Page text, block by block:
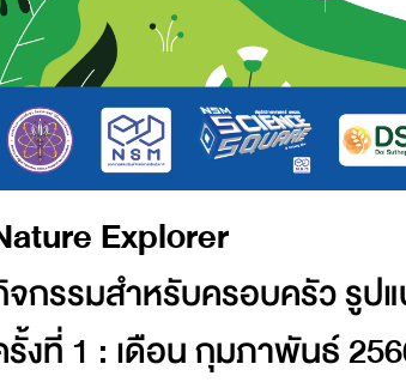
Explorer
กรรมสำหรับครอบครัว รูป
งที่ 1 : เดือน กุมภาพันธ์